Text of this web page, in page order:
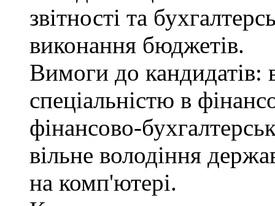
звітності та
виконання бюджетів.
Вимоги до кандидатів:
спеціальністю в
фінансово-
вільне володіння
на комп'ютері.